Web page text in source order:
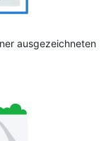
ausgezeichneten